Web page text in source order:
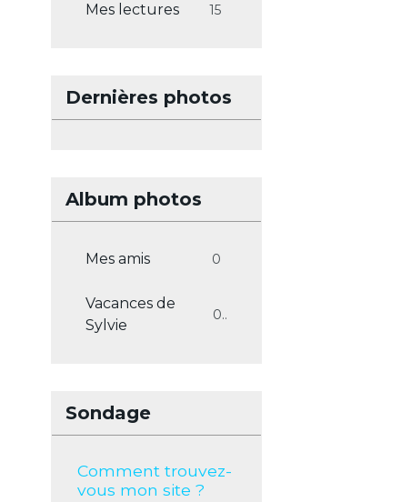
Mes lectures 15
Dernières photos
Album photos
Mes amis 0
Vacances de
Sylvie
0
Sondage
Comment trouvez-
vous mon site ?